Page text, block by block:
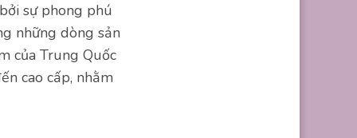
sự phong phú
những dòng sản
của Trung Quốc
cao cấp, nhằm